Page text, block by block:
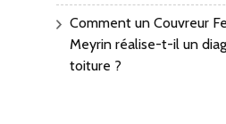
Comment un Couvreur
Meyrin réalise-t-il un
toiture ?